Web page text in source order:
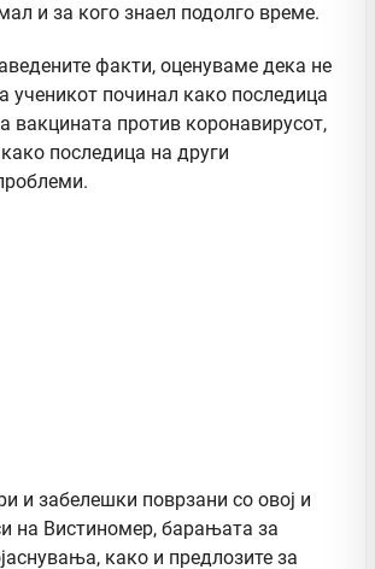
и за кого знаел подолго време.
факти, оценуваме дека не
ученикот починал како последица
вакцината против коронавирусот,
последица на други
и забелешки поврзани со овој и
на Вистиномер, барањата за
како и предлозите за